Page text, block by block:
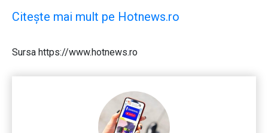
Citește mai mult pe Hotnews.ro
Sursa https://www.hotnews.ro